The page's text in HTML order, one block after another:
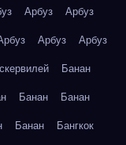
Арбуз
Арбуз
Арбуз
Арбуз
Банан
Банан
Банан
Банан
Бангкок